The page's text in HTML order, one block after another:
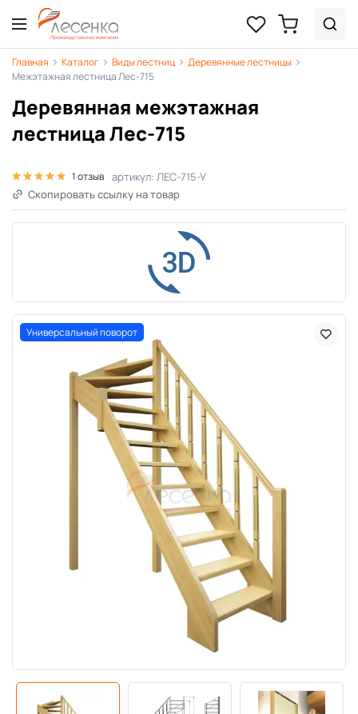
Главная Каталог Виды лестниц
Деревянные лестницы
Межэтажная лестница Лес-715
Деревянная межэтажная
лестница Лес-715
1 отзыв артикул: ЛЕС-715-У
Скопировать ссылку на товар
Универсальный поворот